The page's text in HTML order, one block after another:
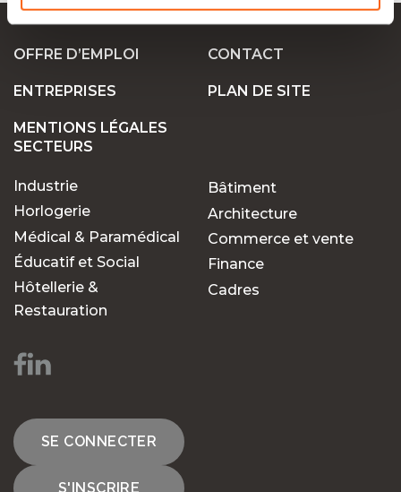
Ok Job SA
OFFRE D’EMPLOI
ENTREPRISES
MENTIONS LÉGALES
CONTACT
PLAN DE SITE
SECTEURS
Industrie
Horlogerie
Médical & Paramédical
Éducatif et Social
Hôtellerie &
Restauration
Bâtiment
Architecture
Commerce et vente
Finance
Cadres
SE CONNECTER
S'INSCRIRE